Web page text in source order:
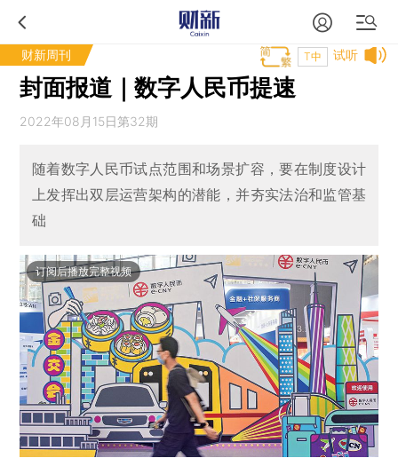
财新周刊 试听
T中
封面报道｜数字人民币提速
2022年08月15日第32期
随着数字人民币试点范围和场景扩容，要在制度设计
上发挥出双层运营架构的潜能，并夯实法治和监管基
础
订阅后播放完整视频